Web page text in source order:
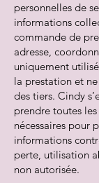
personnelles de
informations
commande de
adresse,
uniquement
la prestation et
des tiers. Cindy
prendre toutes
nécessaires pour
informations
perte, utilisation
non autorisée.